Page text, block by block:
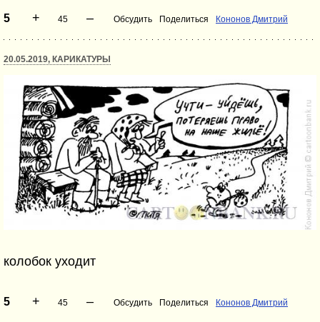
5 + 45 – Обсудить Поделиться Кононов Дмитрий
20.05.2019, КАРИКАТУРЫ
колобок уходит
5 + 45 – Обсудить Поделиться Кононов Дмитрий